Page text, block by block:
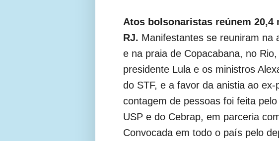
Atos bolsonaristas reúnem 20,4
RJ. Manifestantes se reuniram na
e na praia de Copacabana, no
presidente Lula e os ministros
do STF, e a favor da anistia ao
contagem de pessoas foi feita
USP e do Cebrap, em parceria
Convocada em todo o país pelo